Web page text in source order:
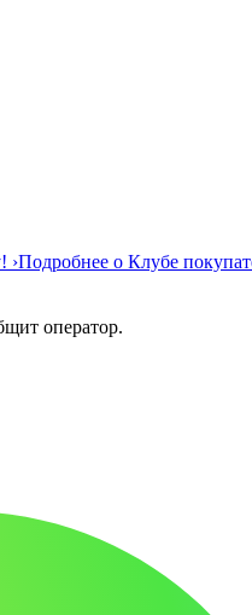
›Подробнее о Клубе
оператор.